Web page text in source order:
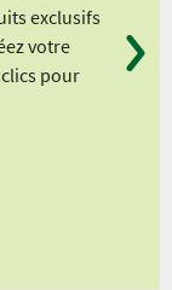
exclusifs
votre
pour